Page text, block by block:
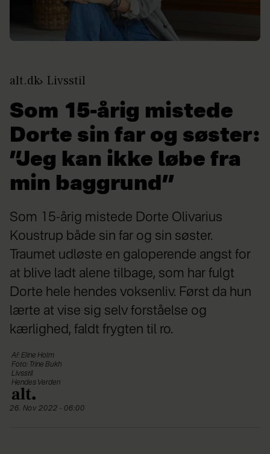
alt.dk Livsstil
Som 15-årig mistede
Dorte sin far og søster:
”Jeg kan ikke løbe fra
min baggrund”
Som 15-årig mistede Dorte Olivarius
Koustrup både sin far og sin søster.
Traumet udløste en galoperende angst for
at blive ladt alene tilbage, som har fulgt
Dorte hele hendes voksenliv. Først da hun
lærte at vise sig selv forståelse og
kærlighed, faldt frygten til ro.
Af: Eline Holm
Foto: Trine Bukh
Livsstil
Hendes Verden
26. Nov 2022 - 06:00